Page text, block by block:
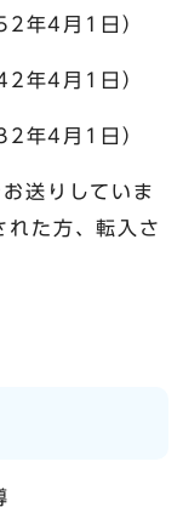
年4月1日）
年4月1日）
年4月1日）
送りしていま
れた方、転入さ